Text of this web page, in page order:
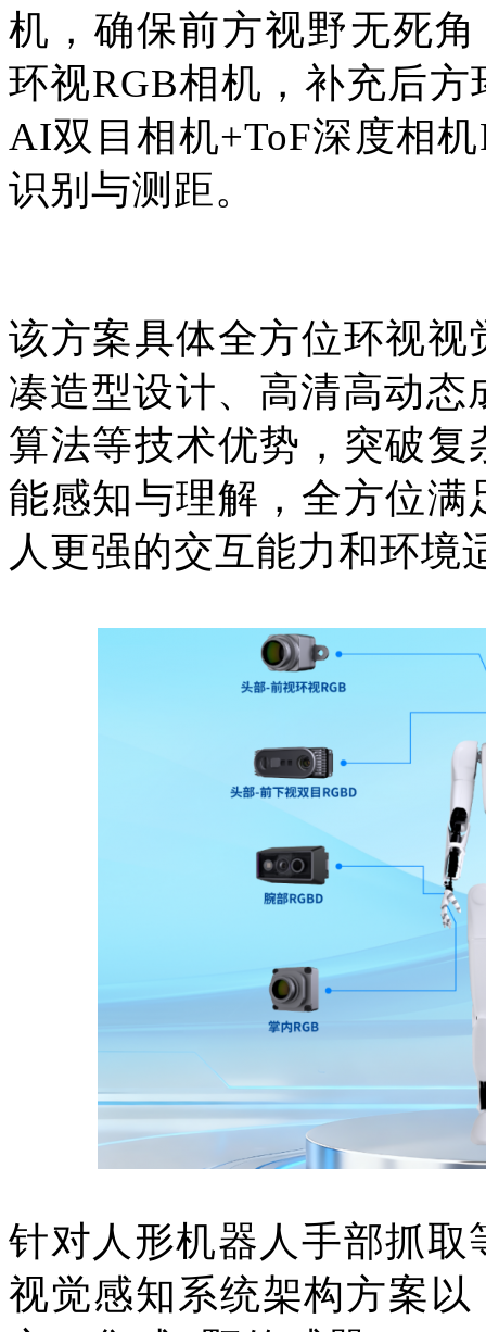
机，确保前方视野无死
环视RGB相机，补充后
AI双目相机+ToF深度相
识别与测距。
该方案具体全方位环视
凑造型设计、高清高动
算法等技术优势，突破
能感知与理解，全方位
人更强的交互能力和环境
针对人形机器人手部抓
视觉感知系统架构方案